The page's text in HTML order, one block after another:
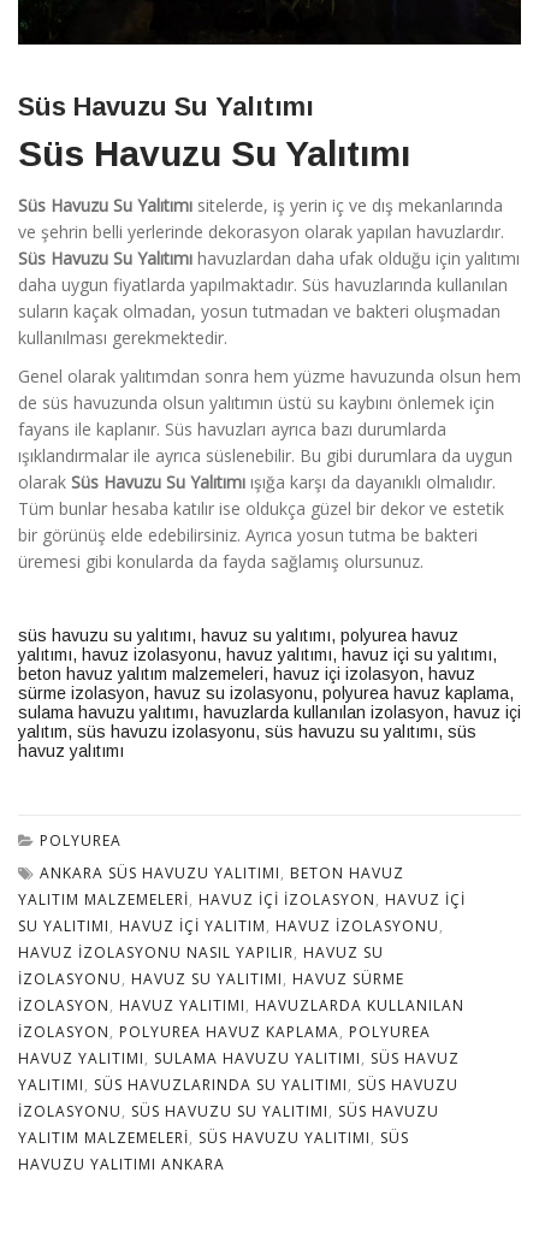
Süs Havuzu Su Yalıtımı
Süs Havuzu Su Yalıtımı
Süs Havuzu Su Yalıtımı sitelerde, iş yerin iç ve dış mekanlarında
ve şehrin belli yerlerinde dekorasyon olarak yapılan havuzlardır.
Süs Havuzu Su Yalıtımı havuzlardan daha ufak olduğu için yalıtımı
daha uygun fiyatlarda yapılmaktadır. Süs havuzlarında kullanılan
suların kaçak olmadan, yosun tutmadan ve bakteri oluşmadan
kullanılması gerekmektedir.
Genel olarak yalıtımdan sonra hem yüzme havuzunda olsun hem
de süs havuzunda olsun yalıtımın üstü su kaybını önlemek için
fayans ile kaplanır. Süs havuzları ayrıca bazı durumlarda
ışıklandırmalar ile ayrıca süslenebilir. Bu gibi durumlara da uygun
olarak Süs Havuzu Su Yalıtımı ışığa karşı da dayanıklı olmalıdır.
Tüm bunlar hesaba katılır ise oldukça güzel bir dekor ve estetik
bir görünüş elde edebilirsiniz. Ayrıca yosun tutma be bakteri
üremesi gibi konularda da fayda sağlamış olursunuz.
süs havuzu su yalıtımı, havuz su yalıtımı, polyurea havuz
yalıtımı, havuz izolasyonu, havuz yalıtımı, havuz içi su yalıtımı,
beton havuz yalıtım malzemeleri, havuz içi izolasyon, havuz
sürme izolasyon, havuz su izolasyonu, polyurea havuz kaplama,
sulama havuzu yalıtımı, havuzlarda kullanılan izolasyon, havuz içi
yalıtım, süs havuzu izolasyonu, süs havuzu su yalıtımı, süs
havuz yalıtımı
POLYUREA
ANKARA SÜS HAVUZU YALITIMI, BETON HAVUZ
YALITIM MALZEMELERI, HAVUZ IÇI IZOLASYON, HAVUZ IÇI
SU YALITIMI, HAVUZ IÇI YALITIM, HAVUZ IZOLASYONU,
HAVUZ IZOLASYONU NASIL YAPILIR, HAVUZ SU
IZOLASYONU, HAVUZ SU YALITIMI, HAVUZ SÜRME
IZOLASYON, HAVUZ YALITIMI, HAVUZLARDA KULLANILAN
IZOLASYON, POLYUREA HAVUZ KAPLAMA, POLYUREA
HAVUZ YALITIMI, SULAMA HAVUZU YALITIMI, SÜS HAVUZ
YALITIMI, SÜS HAVUZLARINDA SU YALITIMI, SÜS HAVUZU
IZOLASYONU, SÜS HAVUZU SU YALITIMI, SÜS HAVUZU
YALITIM MALZEMELERI, SÜS HAVUZU YALITIMI, SÜS
HAVUZU YALITIMI ANKARA